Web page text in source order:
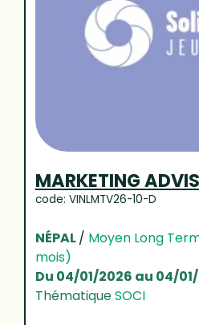
MARKETING
code: VINLMTV26-10-D
NÉPAL/ Moyen Long
mois)
Du 04/01/2026 au 04/
ThématiqueSOCI